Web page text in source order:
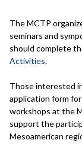
The MCTP
seminars and
should complete
Activities.
Those interested
application form
workshops at the
support the
Mesoamerican